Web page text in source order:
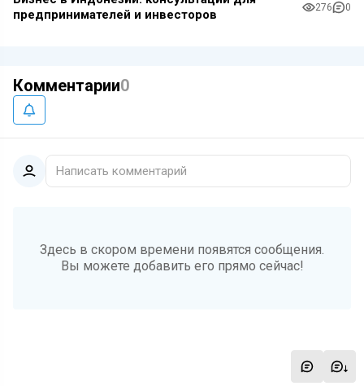
предпринимателей и инвесторов
276 0
Комментарии0
Написать комментарий
Здесь в скором времени появятся сообщения.
Вы можете добавить его прямо сейчас!